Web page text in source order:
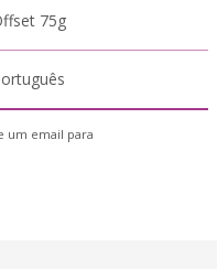
75g
um email para